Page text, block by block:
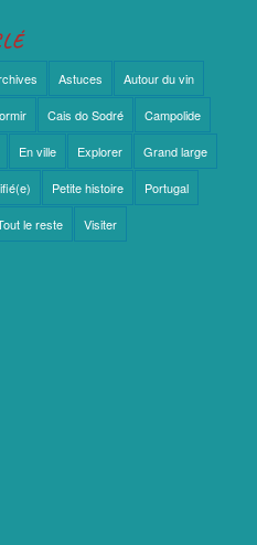
Astuces Autour du vin
Cais do Sodré Campolide
En ville Explorer Grand large
Petite histoire Portugal
le reste Visiter